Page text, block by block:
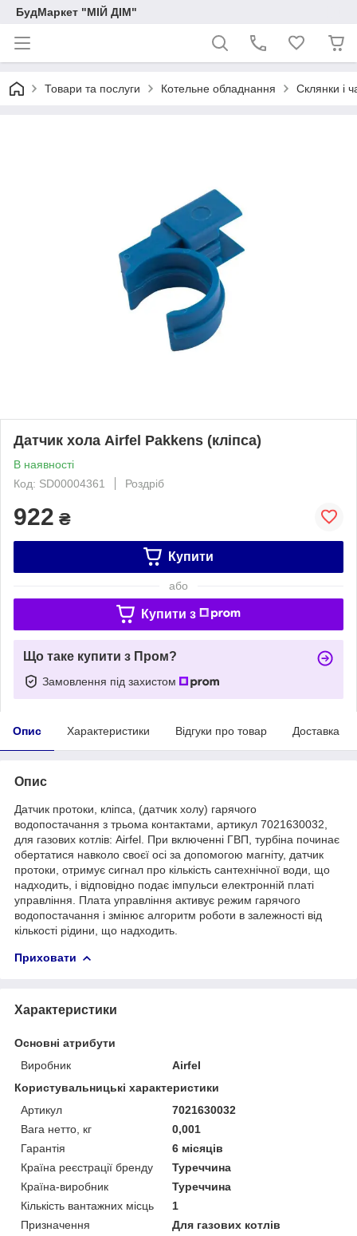
БудМаркет "МІЙ ДІМ"
Товари та послуги Котельне обладнання Склянки і
Датчик хола Airfel Pakkens (кліпса)
В наявності
Код: SD00004361
Роздріб
922 ₴
Купити
або
Купити з
Що таке купити з Пром?
Замовлення під захистом
Опис Характеристики Відгуки про товар Доставка
Опис
Датчик протоки, кліпса, (датчик холу) гарячого
водопостачання з трьома контактами, артикул 7021630032,
для газових котлів: Airfel. При включенні ГВП, турбіна починає
обертатися навколо своєї осі за допомогою магніту, датчик
протоки, отримує сигнал про кількість сантехнічної води, що
надходить, і відповідно подає імпульси електронній платі
управління. Плата управління активує режим гарячого
водопостачання і змінює алгоритм роботи в залежності від
кількості рідини, що надходить.
Приховати
Характеристики
Основні атрибути
Виробник
Airfel
Користувальницькі характеристики
Артикул
7021630032
Вага нетто, кг
0,001
Гарантія
6 місяців
Країна реєстрації бренду
Туреччина
Країна-виробник
Туреччина
Кількість вантажних місць
1
Призначення
Для газових котлів